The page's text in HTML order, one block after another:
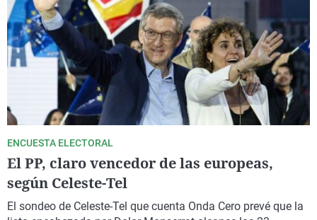
País Vasco
ENCUESTA ELECTORAL
El PP, claro vencedor de las europeas,
según Celeste-Tel
El sondeo de Celeste-Tel que cuenta Onda Cero prevé que la